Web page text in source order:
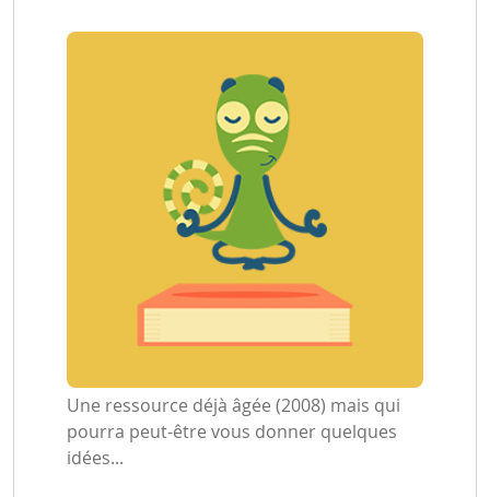
Une ressource déjà âgée (2008) mais qui
pourra peut-être vous donner quelques
idées...